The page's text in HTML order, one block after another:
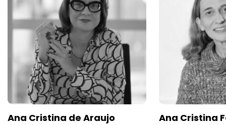
Ana Cristina de Araujo
Ana Cristina